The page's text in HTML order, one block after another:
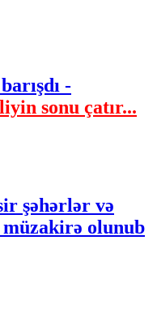
-
sonu çatır...
şəhərlər və
olunub